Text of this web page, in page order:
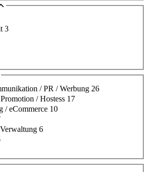
3
/ PR / Werbung 26
/ Hostess 17
/ eCommerce 10
6